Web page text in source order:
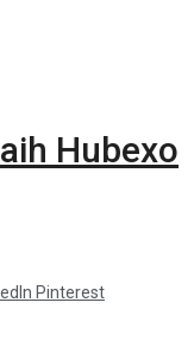
Hubexo
Pinterest